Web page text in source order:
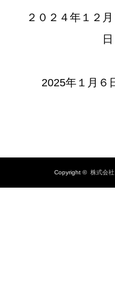
２０２４年１２月
2025年１月６
Copyright © 株式会